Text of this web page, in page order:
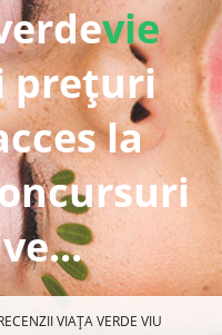
vie
prețuri
la
VIAȚA VERDE VIU